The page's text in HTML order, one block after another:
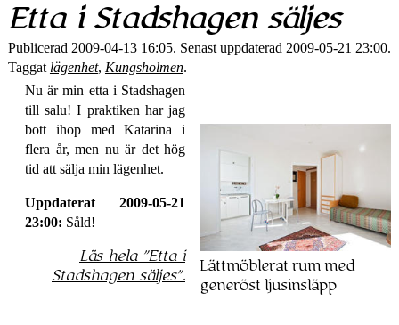
Etta i Stadshagen säljes
Publicerad 2009-04-13 16:05. Senast uppdaterad 2009-05-21 23:00.
Taggat lägenhet, Kungsholmen.
Lättmöblerat rum med
generöst ljusinsläpp
Nu är min etta i Stadshagen
till salu! I praktiken har jag
bott ihop med Katarina i
flera år, men nu är det hög
tid att sälja min lägenhet.
Uppdaterat 2009-05-21
23:00: Såld!
Läs hela Etta i
Stadshagen säljes .